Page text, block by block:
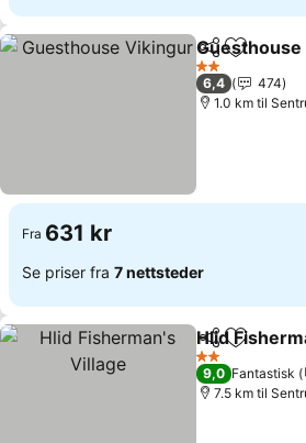
Del Legg til
2 Stjerner
6,4
474
1.0 km til
Fra 631 kr
Se priser fra 7 nettsteder
Del Legg til
Hlid
2 Stjerner
9,0 Fantastisk
7.5 km til